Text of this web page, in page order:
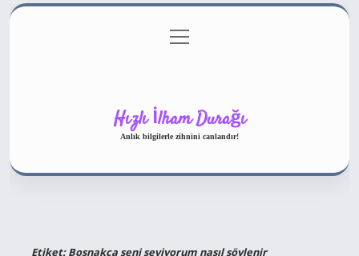
Gizlilik Politikası
menüyü
aç
Hızlı İlham Durağı
Anlık bilgilerle zihnini canlandır!
Etiket:Boşnakça seni seviyorum nasıl söylenir